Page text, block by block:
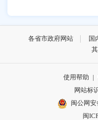
各省市政府网站 国
使用帮助 |
网站标
闽公网
闽